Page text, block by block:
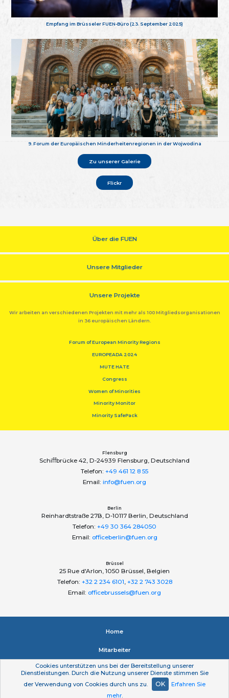
Empfang im Brüsseler FUEN-Büro (23. September 2025)
9. Forum der Europäischen Minderheitenregionen in der Wojwodina
Zu unserer Galerie
Flickr
Über die FUEN
Unsere Mitglieder
Unsere Projekte
Wir arbeiten an verschiedenen Projekten mit mehr als 100 Mitgliedsorganisationen
in 36 europäischen Ländern.
Forum of European Minority Regions
EUROPEADA 2024
MUTE HATE
Congress
Women of Minorities
Minority Monitor
Minority SafePack
Flensburg
Schiﬀbrücke 42, D-24939 Flensburg, Deutschland
Telefon: +49 461 12 8 55
Email: info@fuen.org
Berlin
Reinhardtstraße 27B, D-10117 Berlin, Deutschland
Telefon: +49 30 364 284050
Email: officeberlin@fuen.org
Brüssel
25 Rue d'Arlon, 1050 Brüssel, Belgien
Telefon: +32 2 234 6101, +32 2 743 3028
Email: officebrussels@fuen.org
Home
Mitarbeiter
Impressum
Datenschutzerklärung
Cookies unterstützen uns bei der Bereitstellung unserer
Dienstleistungen. Durch die Nutzung unserer Dienste stimmen Sie
der Verwendung von Cookies durch uns zu.
OK
Erfahren Sie
mehr.